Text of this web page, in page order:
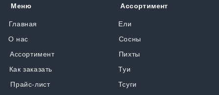
Главная
Меню
О нас
Ассортимент
Как заказать
Прайс-лист
Ели
Ассортимент
Сосны
Пихты
Туи
Тсуги